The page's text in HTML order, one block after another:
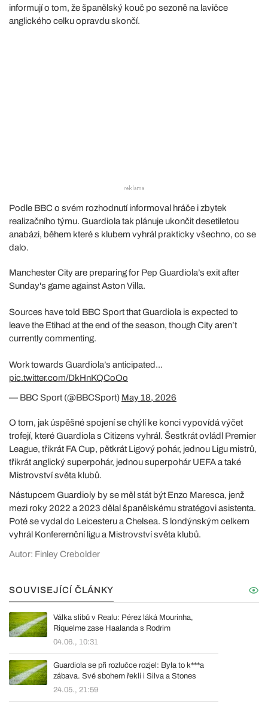
informují o tom, že španělský kouč po sezoně na lavičce
anglického celku opravdu skončí.
Podle BBC o svém rozhodnutí informoval hráče i zbytek
realizačního týmu. Guardiola tak plánuje ukončit desetiletou
anabázi, během které s klubem vyhrál prakticky všechno, co se
dalo.
Manchester City are preparing for Pep Guardiola’s exit after
Sunday's game against Aston Villa.
Sources have told BBC Sport that Guardiola is expected to
leave the Etihad at the end of the season, though City aren’t
currently commenting.
Work towards Guardiola’s anticipated...
pic.twitter.com/DkHnKQCoOo
— BBC Sport (@BBCSport) May 18, 2026
O tom, jak úspěšné spojení se chýlí ke konci vypovídá výčet
trofejí, které Guardiola s Citizens vyhrál. Šestkrát ovládl Premier
League, třikrát FA Cup, pětkrát Ligový pohár, jednou Ligu mistrů,
třikrát anglický superpohár, jednou superpohár UEFA a také
Mistrovství světa klubů.
Nástupcem Guardioly by se měl stát být Enzo Maresca, jenž
mezi roky 2022 a 2023 dělal španělskému stratégovi asistenta.
Poté se vydal do Leicesteru a Chelsea. S londýnským celkem
vyhrál Konferernční ligu a Mistrovství světa klubů.
Autor: Finley Crebolder
SOUVISEJÍCÍ ČLÁNKY
Válka slibů v Realu: Pérez láká Mourinha,
Riquelme zase Haalanda s Rodrim
04.06., 10:31
Guardiola se při rozlučce rozjel: Byla to k***a
zábava. Své sbohem řekli i Silva a Stones
24.05., 21:59